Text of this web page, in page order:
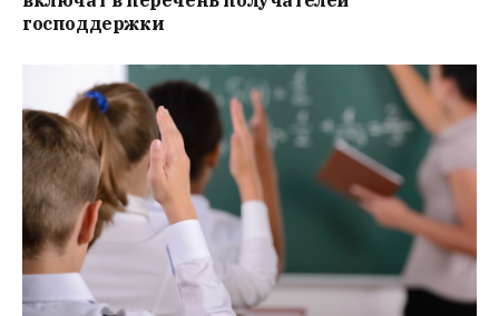
господдержки